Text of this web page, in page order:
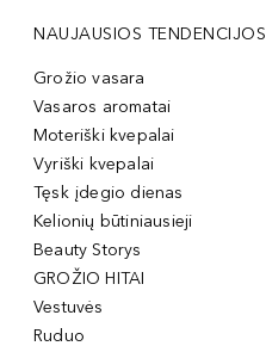
NAUJAUSIOS TENDENCIJOS
Grožio vasara
Vasaros aromatai
Moteriški kvepalai
Vyriški kvepalai
Tęsk įdegio dienas
Kelionių būtiniausieji
Beauty Storys
GROŽIO HITAI
Vestuvės
Ruduo